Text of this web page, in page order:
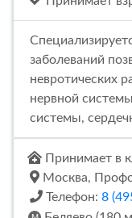
заболеваний
невротических
нервной
системы,
Принимает в
Москва,
Телефон: 8